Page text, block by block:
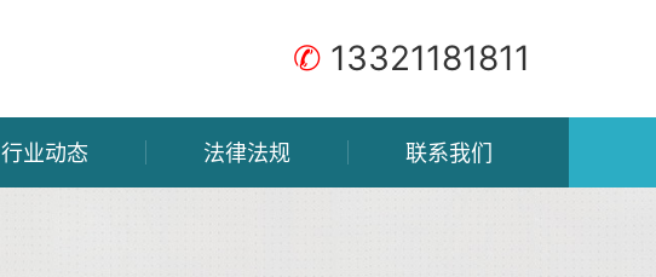
✆13321181811
行业动态 法律法规 联系我们